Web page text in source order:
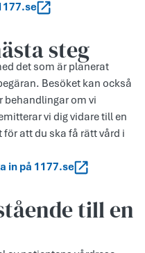
steg
det som är planerat
Besöket kan också
behandlingar om vi
vi dig vidare till en
att du ska få rätt vård i
in på 1177.se
till en